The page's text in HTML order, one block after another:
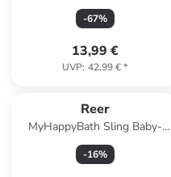
Weiß ab 3 Jahre
-67%
13,99 €
UVP: 42,99 €*
Reer
MyHappyBath Sling Baby-
Badewannen-Netz in Blau ab
6 Monate
-16%